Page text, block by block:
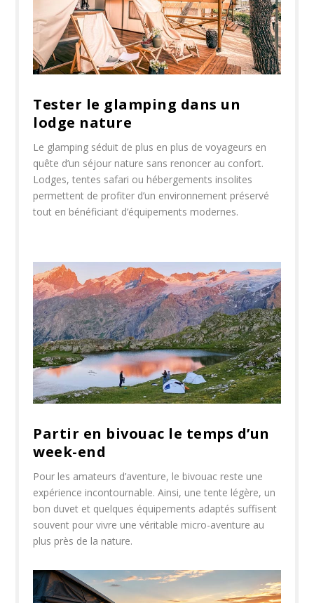
Tester le glamping dans un
lodge nature
Le glamping séduit de plus en plus de voyageurs en
quête d’un séjour nature sans renoncer au confort.
Lodges, tentes safari ou hébergements insolites
permettent de profiter d’un environnement préservé
tout en bénéficiant d’équipements modernes.
Partir en bivouac le temps d’un
week-end
Pour les amateurs d’aventure, le bivouac reste une
expérience incontournable. Ainsi, une tente légère, un
bon duvet et quelques équipements adaptés suffisent
souvent pour vivre une véritable micro-aventure au
plus près de la nature.